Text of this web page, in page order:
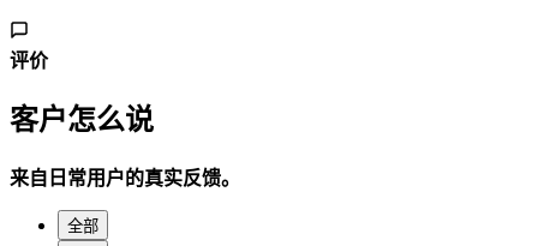
评价
客户怎么说
来自日常用户的真实反馈。
全部